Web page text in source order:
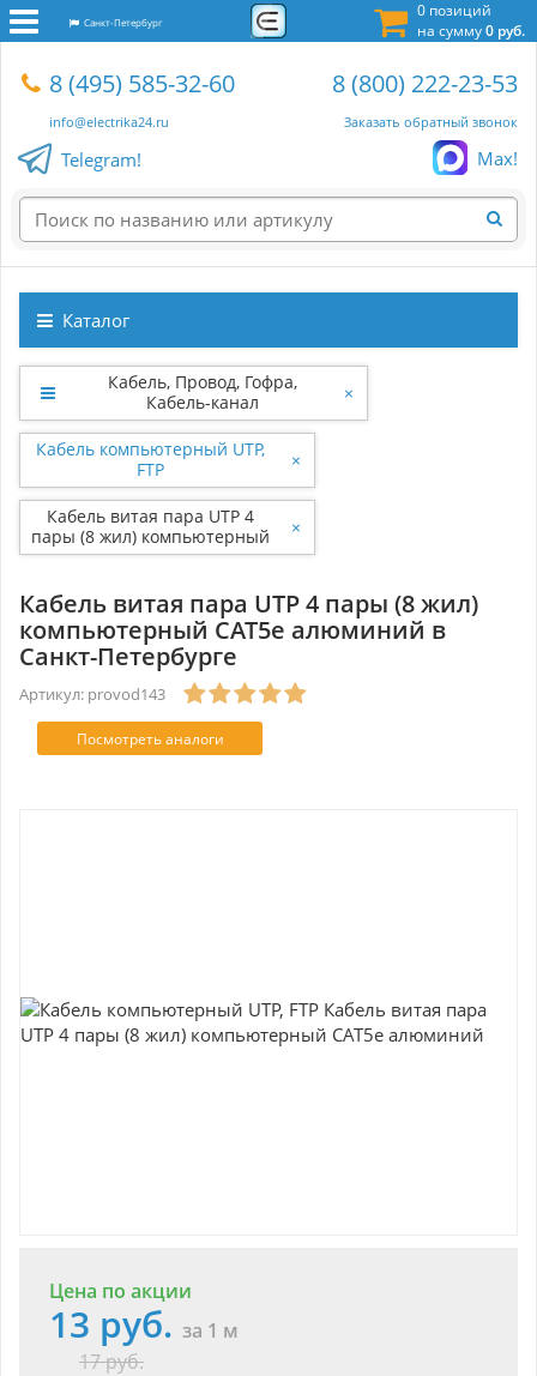
0 позиций
на сумму0 руб.
Санкт-Петербург
8 (495) 585-32-60
info@electrika24.ru
8 (800) 222-23-53
Заказать обратный звонок
Telegram! Max!
Каталог
Кабель, Провод, Гофра,
Кабель-канал
×
Кабель компьютерный UTP,
FTP
×
Кабель витая пара UTP 4
пары (8 жил) компьютерный
CAT5e алюминий
×
Кабель витая пара UTP 4 пары (8 жил)
компьютерный CAT5e алюминий в
Санкт-Петербурге
Артикул: provod143
Посмотреть аналоги
Цена по акции
13 руб. за 1 м
17 руб.